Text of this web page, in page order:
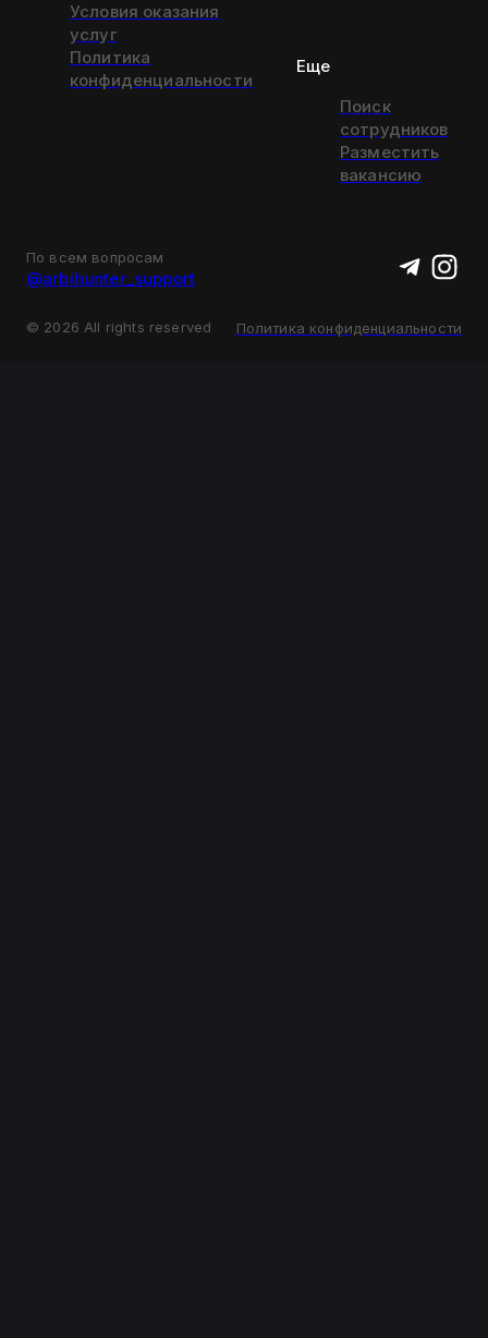
Условия оказания
услуг
Политика
конфиденциальности
Еще
Поиск
сотрудников
Разместить
вакансию
По всем вопросам
@arbihunter_support
© 2026 All rights reserved Политика конфиденциальности